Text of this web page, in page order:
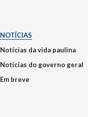
NOTÍCIAS
Notícias da vida paulina
Notícias do governo geral
Em breve